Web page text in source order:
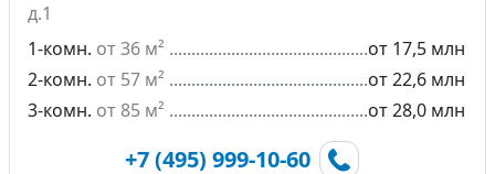
д.1
1-комн. от 36 м²
от 17,5 млн
2-комн. от 57 м²
от 22,6 млн
3-комн. от 85 м² от 28,0 млн
+7 (495) 999-10-60